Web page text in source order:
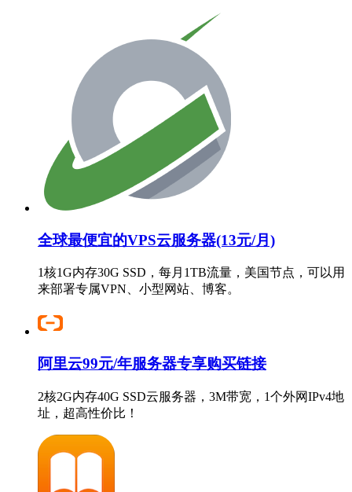
全球最便宜的VPS云服务器(13元/月)
1核1G内存30G SSD，每月1TB流量，美国节点，可以用
来部署专属VPN、小型网站、博客。
阿里云99元/年服务器专享购买链接
2核2G内存40G SSD云服务器，3M带宽，1个外网IPv4地
址，超高性价比！